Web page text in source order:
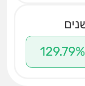
129.79%